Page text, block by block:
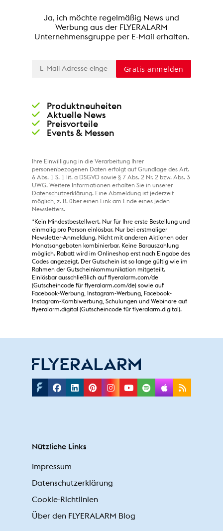
Ja, ich möchte regelmäßig News und
Werbung aus der FLYERALARM
Unternehmensgruppe per E-Mail erhalten.
Gratis anmelden
Produktneuheiten
Aktuelle News
Preisvorteile
Events & Messen
Ihre Einwilligung in die Verarbeitung Ihrer
personenbezogenen Daten erfolgt auf Grundlage des Art.
6 Abs. 1 S. 1 lit. a DSGVO sowie § 7 Abs. 2 Nr. 2 bzw. Abs. 3
UWG. Weitere Informationen erhalten Sie in unserer
Datenschutzerklärung. Eine Abmeldung ist jederzeit
möglich, z. B. über einen Link am Ende eines jeden
Newsletters.
*Kein Mindestbestellwert. Nur für Ihre erste Bestellung und
einmalig pro Person einlösbar. Nur bei erstmaliger
Newsletter-Anmeldung. Nicht mit anderen Aktionen oder
Monatsangeboten kombinierbar. Keine Barauszahlung
möglich. Rabatt wird im Onlineshop erst nach Eingabe des
Codes angezeigt. Der Gutschein ist so lange gültig wie im
Rahmen der Gutscheinkommunikation mitgeteilt.
Einlösbar ausschließlich auf flyeralarm.com/de
(Gutscheincode für flyeralarm.com/de) sowie auf
Facebook-Werbung, Instagram-Werbung, Facebook-
Instagram-Kombiwerbung, Schulungen und Webinare auf
flyeralarm.digital (Gutscheincode für flyeralarm.digital).
Facebook
Linkedin
Pinterest
Instagram
Youtube
SpotifyRss
Nützliche Links
Impressum
Datenschutzerklärung
Cookie-Richtlinien
Über den FLYERALARM Blog